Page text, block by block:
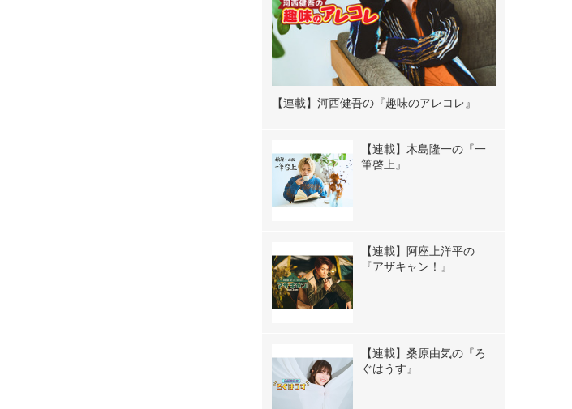
【連載】河西健吾の『趣味のアレコレ』
【連載】木島隆一の『一
筆啓上』
【連載】阿座上洋平の
『アザキャン！』
【連載】桑原由気の『ろ
ぐはうす』